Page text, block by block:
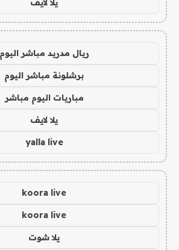
ريال مدريد مباشر اليوم
برشلونة مباشر اليوم
مباريات اليوم مباشر
يلا لايف
yalla live
koora live
koora live
يلا شوت